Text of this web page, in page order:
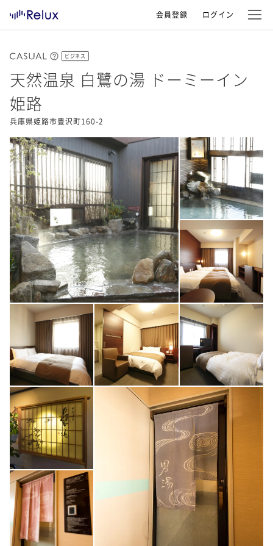
会員登録 ログイン
ビジネス
天然温泉 白鷺の湯 ドーミーイン
姫路
兵庫県姫路市豊沢町160-2